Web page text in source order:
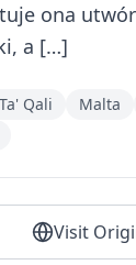
ona
a […]
Ta' Qali Malta
Visit